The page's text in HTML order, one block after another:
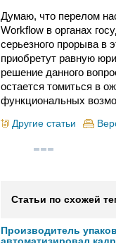
Думаю, что перелом
Workflow в органах
серьезного прорыва в
приобретут равную
решение данного
остается томиться в
функциональных
Другие статьи
Статьи по схожей
Производитель